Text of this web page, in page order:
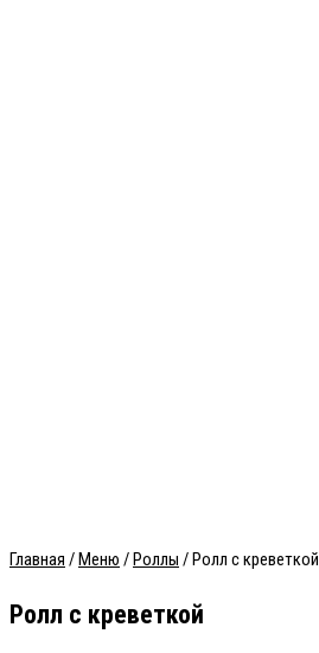
Главная /Меню /Роллы / Ролл с креветкой
Ролл с креветкой